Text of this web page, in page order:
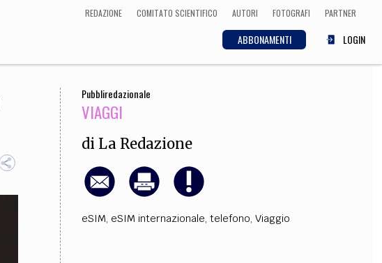
REDAZIONE COMITATO SCIENTIFICO AUTORI FOTOGRAFI PARTNER
ABBONAMENTI LOGIN
ECONOMIA
CULTURA
Arte, Cinema, Musica,
Pubbliredazionale
VIAGGI
di La Redazione
eSIM, eSIM internazionale, telefono, Viaggio